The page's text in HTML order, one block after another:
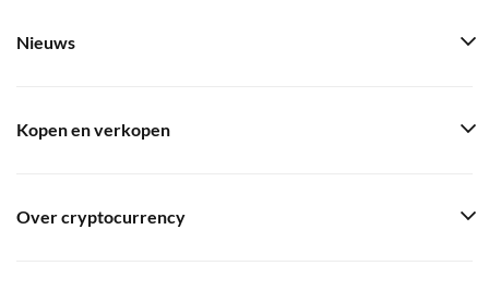
Nieuws
Kopen en verkopen
Over cryptocurrency